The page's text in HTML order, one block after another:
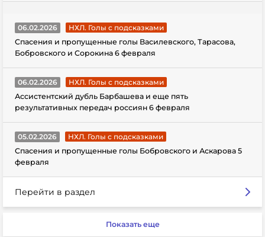
06.02.2026
НХЛ. Голы с подсказками
Спасения и пропущенные голы Василевского, Тарасова,
Бобровского и Сорокина 6 февраля
06.02.2026
НХЛ. Голы с подсказками
Ассистентский дубль Барбашева и еще пять
результативных передач россиян 6 февраля
05.02.2026
НХЛ. Голы с подсказками
Спасения и пропущенные голы Бобровского и Аскарова 5
февраля
Перейти в раздел
Показать еще